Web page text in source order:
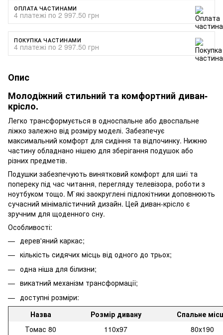
ОПЛАТА ЧАСТИНАМИ
4 платежі по 2 997.50 грн
ПОКУПКА ЧАСТИНАМИ
4 платежі по 2 997.50 грн
Опис
Молодіжний стильний та комфортний диван-
крісло.
Легко трансформується в односпальне або двоспальне
ліжко залежно від розміру моделі. Забезпечує
максимальний комфорт для сидіння та відпочинку. Нижню
частину обладнано нішею для зберігання подушок або
різних предметів.
Подушки забезпечують винятковий комфорт для шиї та
попереку під час читання, перегляду телевізора, роботи з
ноутбуком тощо. М`які заокруглені підлокітники доповнюють
сучасний мінімалістичний дизайн. Цей диван-крісло є
зручним для щоденного сну.
Особливості:
дерев'яний каркас;
кількість сидячих місць від одного до трьох;
одна ніша для білизни;
викатний механізм трансформації;
доступні розміри:
Назва
Розмір дивану
Спальне
Томас 80
110х97
80х190